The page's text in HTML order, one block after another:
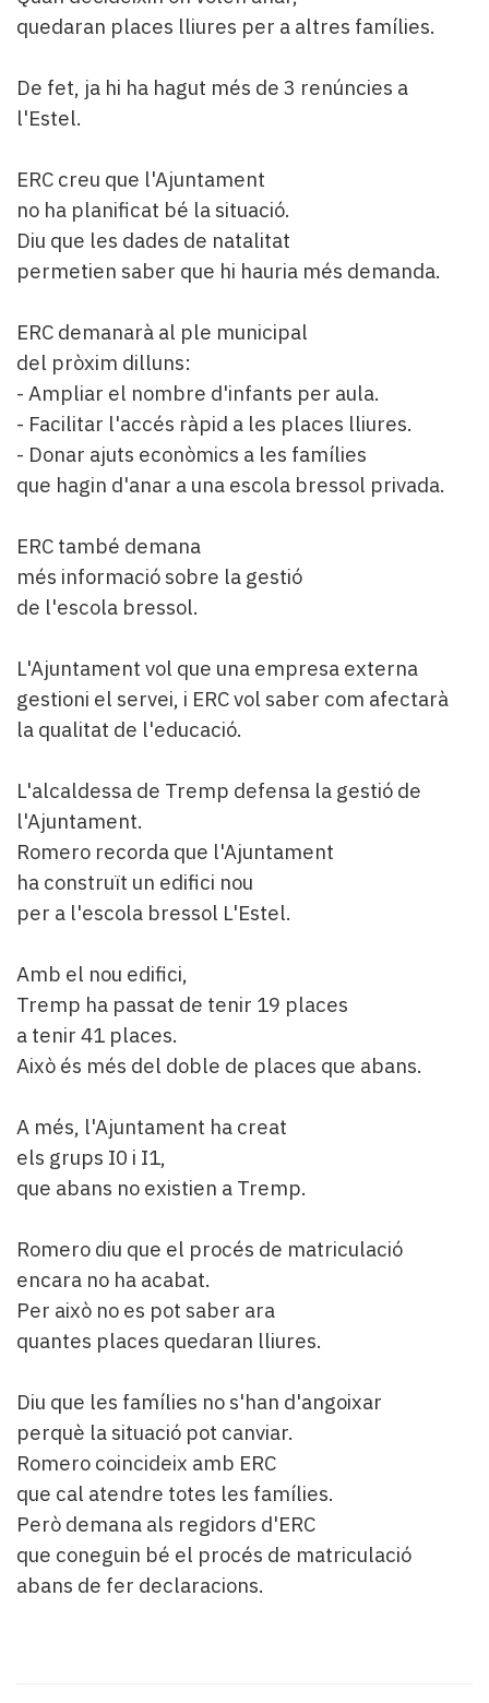
quedaran places lliures per a altres famílies.
De fet, ja hi ha hagut més de 3 renúncies a
l'Estel.
ERC creu que l'Ajuntament
no ha planificat bé la situació.
Diu que les dades de natalitat
permetien saber que hi hauria més demanda.
ERC demanarà al ple municipal
del pròxim dilluns:
- Ampliar el nombre d'infants per aula.
- Facilitar l'accés ràpid a les places lliures.
- Donar ajuts econòmics a les famílies
que hagin d'anar a una escola bressol privada.
ERC també demana
més informació sobre la gestió
de l'escola bressol.
L'Ajuntament vol que una empresa externa
gestioni el servei, i ERC vol saber com afectarà
la qualitat de l'educació.
L'alcaldessa de Tremp defensa la gestió de
l'Ajuntament.
Romero recorda que l'Ajuntament
ha construït un edifici nou
per a l'escola bressol L'Estel.
Amb el nou edifici,
Tremp ha passat de tenir 19 places
a tenir 41 places.
Això és més del doble de places que abans.
A més, l'Ajuntament ha creat
els grups I0 i I1,
que abans no existien a Tremp.
Romero diu que el procés de matriculació
encara no ha acabat.
Per això no es pot saber ara
quantes places quedaran lliures.
Diu que les famílies no s'han d'angoixar
perquè la situació pot canviar.
Romero coincideix amb ERC
que cal atendre totes les famílies.
Però demana als regidors d'ERC
que coneguin bé el procés de matriculació
abans de fer declaracions.